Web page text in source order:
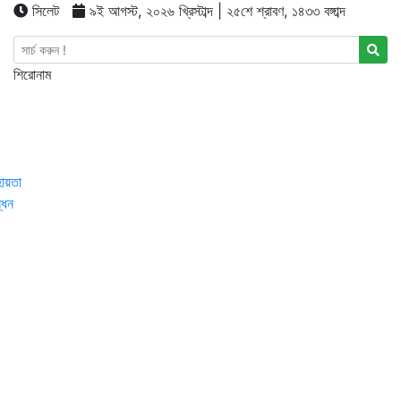
সিলেট ৯ই আগস্ট, ২০২৬ খ্রিস্টাব্দ | ২৫শে শ্রাবণ, ১৪৩৩ বঙ্গাব্দ
শিরোনাম